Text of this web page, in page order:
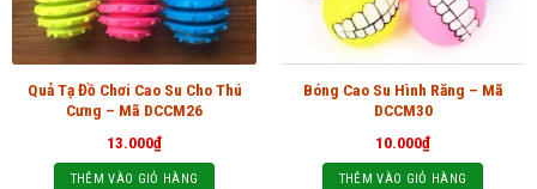
Quả Tạ Đồ Chơi Cao Su Cho Thú
Cưng – Mã DCCM26
13.000₫
THÊM VÀO GIỎ HÀNG
Bóng Cao Su Hình Răng – Mã
DCCM30
10.000₫
THÊM VÀO GIỎ HÀNG